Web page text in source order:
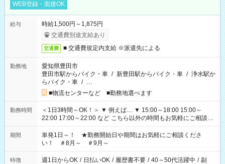
WEB登録・面接OK
給与
時給1,500円～1,875円
交通費別途支給あり
交通費 ■ 交通費規定内支給 ※派遣先による
勤務地
愛知県豊田市
豊田市駅からバイク・車 / 新豊田駅からバイク・車 / 浄水駅か
らバイク・車 / …
■物流センターなど ■勤務地選べます
勤務時間
＜1日3時間～OK！＞ ▼ 例えば… ▼ 15:00～18:00 15:00～
22:00 17:00～22:00 など こちら以外の時間もお気軽にご相談く
ださい！
期間
単発1日～！ ★勤務開始日や期間はお気軽にご相談くださ
い！ ＃8月～ ＃9月～
特徴 週1日からOK / 日払いOK / 履歴書不要 / 40～50代活躍中 / 副